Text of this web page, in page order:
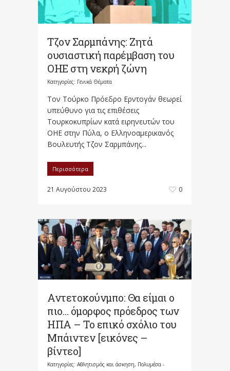
Τζον Σαρμπάνης: Ζητά
ουσιαστική παρέμβαση του
ΟΗΕ στη νεκρή ζώνη
Κατηγορίες: Γενικά Θέματα
Τον Τούρκο Πρόεδρο Ερντογάν θεωρεί
υπεύθυνο για τις επιθέσεις
Τουρκοκυπρίων κατά ειρηνευτών του
ΟΗΕ στην Πύλα, ο Ελληνοαμερικανός
Βουλευτής Τζον Σαρμπάνης...
Περισσότερα
21 Αυγούστου 2023 0
Αντετοκούνμπο: Θα είμαι ο
πιο… όμορφος πρόεδρος των
ΗΠΑ – Το επικό σχόλιο του
Μπάιντεν [εικόνες –
βίντεο]
Κατηγορίες: Αθλητισμός και άσκηση, Πολυμέσα -